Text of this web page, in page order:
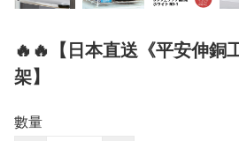
🔥🔥【日本直送《平安伸銅
架】
數量